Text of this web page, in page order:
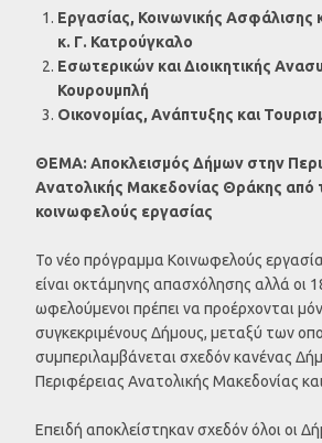
Εργασίας, Κοινωνικής Ασφάλισης
κ. Γ. Κατρούγκαλο
Εσωτερικών και Διοικητικής
Κουρουμπλή
Οικονομίας, Ανάπτυξης και
ΘΕΜΑ: Αποκλεισμός Δήμων στην
Ανατολικής Μακεδονίας Θράκης από
κοινωφελούς εργασίας
Το νέο πρόγραμμα Κοινωφελούς
είναι οκτάμηνης απασχόλησης αλλά οι
ωφελούμενοι πρέπει να προέρχονται
συγκεκριμένους Δήμους, μεταξύ των
συμπεριλαμβάνεται σχεδόν κανένας
Περιφέρειας Ανατολικής Μακεδονίας
Επειδή αποκλείστηκαν σχεδόν όλοι οι